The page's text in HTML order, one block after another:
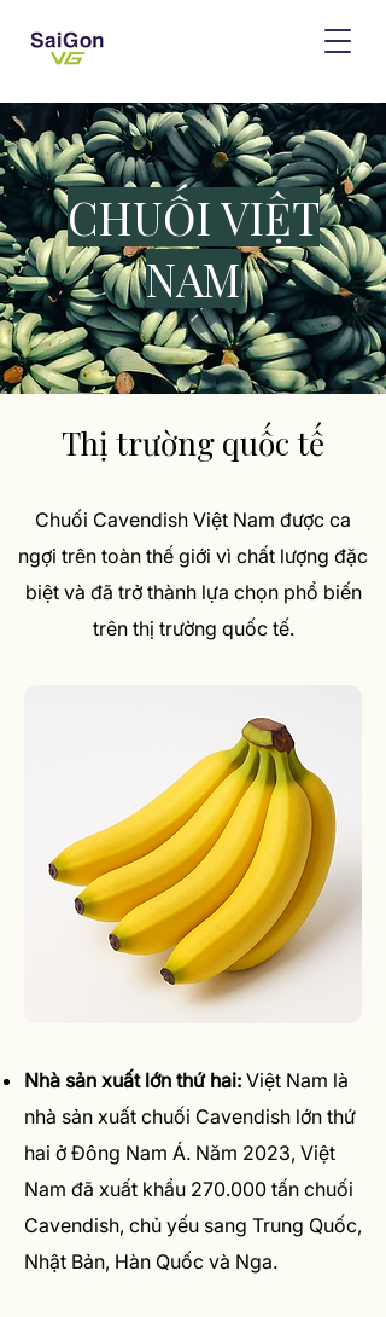
CHUỐI VIỆT
NAM
Thị trường quốc tế
Chuối Cavendish Việt Nam được ca
ngợi trên toàn thế giới vì chất lượng đặc
biệt và đã trở thành lựa chọn phổ biến
trên thị trường quốc tế.
Nhà sản xuất lớn thứ hai: Việt Nam là
nhà sản xuất chuối Cavendish lớn thứ
hai ở Đông Nam Á. Năm 2023, Việt
Nam đã xuất khẩu 270.000 tấn chuối
Cavendish, chủ yếu sang Trung Quốc,
Nhật Bản, Hàn Quốc và Nga.